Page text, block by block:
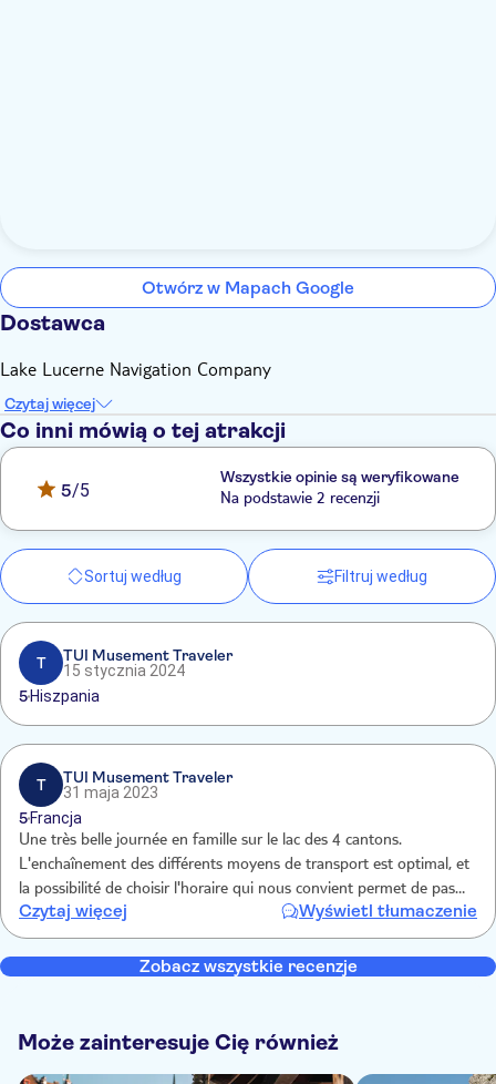
Otwórz w Mapach Google
Dostawca
Lake Lucerne Navigation Company
Czytaj więcej
Co inni mówią o tej atrakcji
5/5
Wszystkie opinie są weryfikowane
Na podstawie 2 recenzji
Sortuj według Filtruj według
T
TUI Musement Traveler
15 stycznia 2024
5 Hiszpania
T
TUI Musement Traveler
31 maja 2023
5 Francja
Une très belle journée en famille sur le lac des 4 cantons.
L'enchaînement des différents moyens de transport est optimal, et
la possibilité de choisir l'horaire qui nous convient permet de passer
plus de temps à certains endroits, ou comme nous d'effectuer une
partie de la descente en randonnée.
Czytaj więcej Wyświetl tłumaczenie
Zobacz wszystkie recenzje
Może zainteresuje Cię również